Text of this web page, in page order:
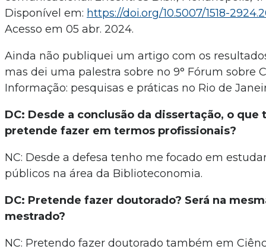
Disponível em: https://doi.org/10.5007/1518-
Acesso em 05 abr. 2024.
Ainda não publiquei um artigo com os
mas dei uma palestra sobre no 9° Fórum sobre
Informação: pesquisas e práticas no Rio de
DC: Desde a conclusão da dissertação, o
pretende fazer em termos profissionais?
NC: Desde a defesa tenho me focado em
públicos na área da Biblioteconomia.
DC: Pretende fazer doutorado? Será na
mestrado?
NC: Pretendo fazer doutorado também em